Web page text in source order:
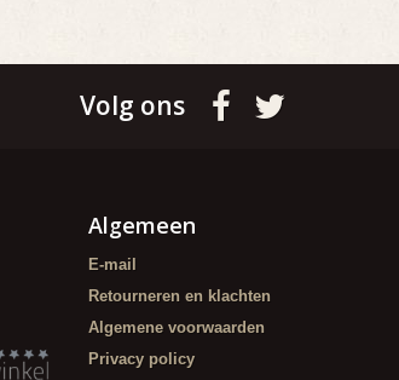
Volg ons
Algemeen
E-mail
Retourneren en klachten
Algemene voorwaarden
Privacy policy